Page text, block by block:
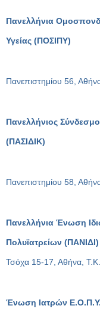
Πανελλήνια
Υγείας (ΠΟΣΙΠΥ)
Πανεπιστημίου 56,
Πανελλήνιος
(ΠΑΣΙΔΙΚ)
Πανεπιστημίου 58,
Πανελλήνια Ένωση
Πολυϊατρείων (ΠΑΝΙΔΙ)
Τσόχα 15-17, Αθήνα,
Ένωση Ιατρών